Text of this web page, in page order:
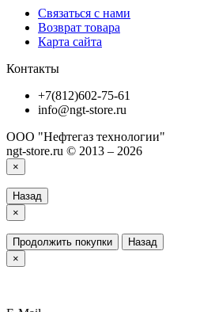
Связаться с нами
Возврат товара
Карта сайта
Контакты
+7(812)602-75-61
info@ngt-store.ru
ООО "Нефтегаз технологии"
ngt-store.ru © 2013 – 2026
×
Назад
×
Продолжить покупки
Назад
×